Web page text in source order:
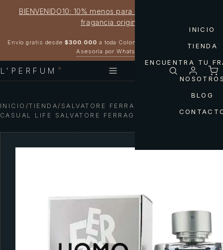
BIENVENIDO10: 10% menos para estrenar tu próxima
fragancia original
Envío gratis desde $300.000 a toda Colombia
Asesoría por WhatsApp
L'PERFUM ®
INICIO
TIENDA
ENCUENTRA TU
BLOG
INICIO /TIENDA/ SALVATORE FERRAGAMO — UOMO
CASUAL LIFE SALVATORE FERRAGAMO 100ML